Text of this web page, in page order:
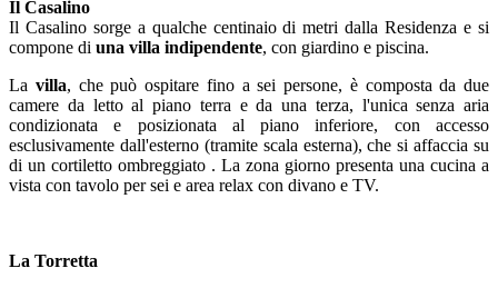
Il Casalino
Il Casalino sorge a qualche centinaio di metri dalla Residenza e si
compone di una villa indipendente, con giardino e piscina.
La villa, che può ospitare fino a sei persone, è composta da due
camere da letto al piano terra e da una terza, l'unica senza aria
condizionata e posizionata al piano inferiore, con accesso
esclusivamente dall'esterno (tramite scala esterna), che si affaccia su
di un cortiletto ombreggiato . La zona giorno presenta una cucina a
vista con tavolo per sei e area relax con divano e TV.
La Torretta